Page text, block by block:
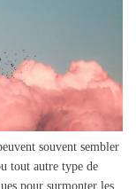
souvent sembler
tout autre type de
pour surmonter les